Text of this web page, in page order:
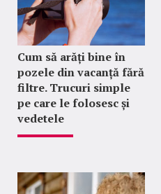
Cum să arăți bine în
pozele din vacanță fără
filtre. Trucuri simple
pe care le folosesc și
vedetele